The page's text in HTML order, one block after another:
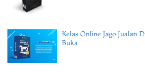
Kelas Online Jago Jualan
Buka